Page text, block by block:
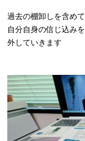
過去の棚卸しを含めて
自分自身の信じ込みを
外していきます